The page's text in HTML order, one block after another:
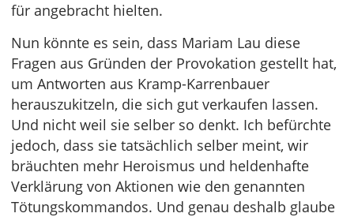
für angebracht hielten.
Nun könnte es sein, dass Mariam Lau diese
Fragen aus Gründen der Provokation gestellt hat,
um Antworten aus Kramp-Karrenbauer
herauszukitzeln, die sich gut verkaufen lassen.
Und nicht weil sie selber so denkt. Ich befürchte
jedoch, dass sie tatsächlich selber meint, wir
bräuchten mehr Heroismus und heldenhafte
Verklärung von Aktionen wie den genannten
Tötungskommandos. Und genau deshalb glaube